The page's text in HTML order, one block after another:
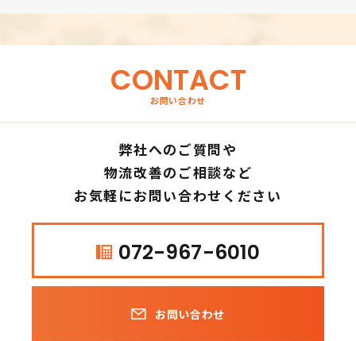
CONTACT
お問い合わせ
弊社へのご質問や
物流改善のご相談など
お気軽にお問い合わせください
072-967-6010
お問い合わせ